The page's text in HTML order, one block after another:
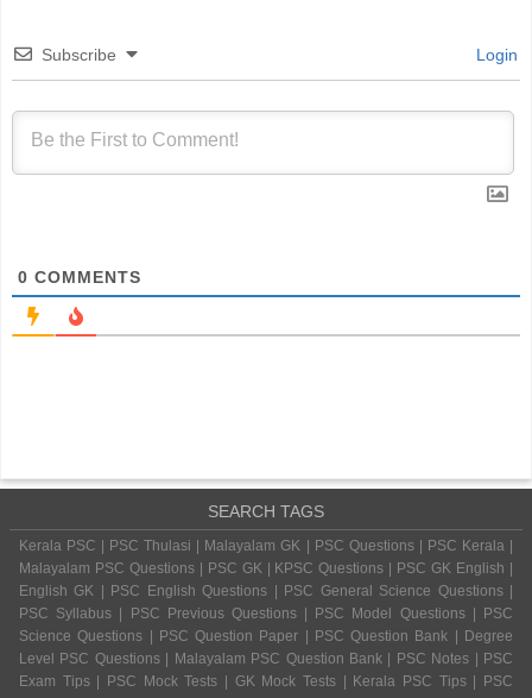
Subscribe Login
0 COMMENTS
SEARCH TAGS
Kerala PSC | PSC Thulasi | Malayalam GK | PSC Questions | PSC Kerala |
Malayalam PSC Questions | PSC GK | KPSC Questions | PSC GK English |
English GK | PSC English Questions | PSC General Science Questions |
PSC Syllabus | PSC Previous Questions | PSC Model Questions | PSC
Science Questions | PSC Question Paper | PSC Question Bank | Degree
Level PSC Questions | Malayalam PSC Question Bank | PSC Notes | PSC
Exam Tips | PSC Mock Tests | GK Mock Tests | Kerala PSC Tips | PSC